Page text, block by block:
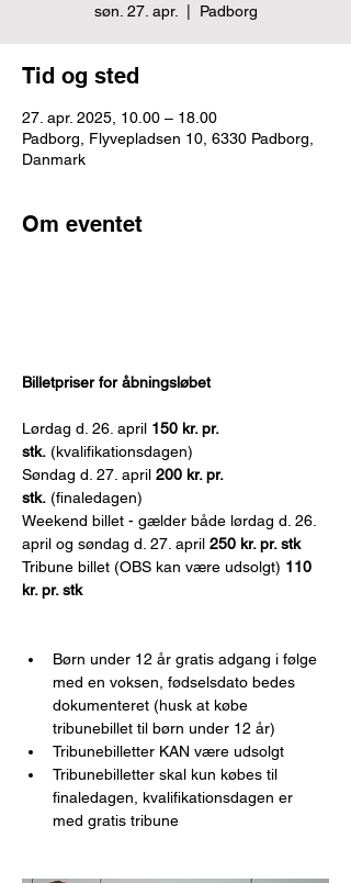
søn. 27. apr. Padborg
Tid og sted
27. apr. 2025, 10.00 – 18.00
Padborg, Flyvepladsen 10, 6330 Padborg,
Danmark
Om eventet
Billetpriser for åbningsløbet
Lørdag d. 26. april 150 kr. pr.
stk. (kvalifikationsdagen)
Søndag d. 27. april 200 kr. pr.
stk. (finaledagen)
Weekend billet - gælder både lørdag d. 26.
april og søndag d. 27. april 250 kr. pr. stk
Tribune billet (OBS kan være udsolgt) 110
kr. pr. stk
Børn under 12 år gratis adgang i følge
med en voksen, fødselsdato bedes
dokumenteret (husk at købe
tribunebillet til børn under 12 år)
Tribunebilletter KAN være udsolgt
Tribunebilletter skal kun købes til
finaledagen, kvalifikationsdagen er
med gratis tribune